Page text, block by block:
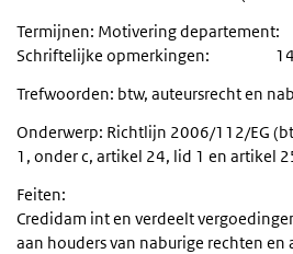
Termijnen: Motivering departement:
Schriftelijke opmerkingen: 14
Trefwoorden: btw, auteursrecht en
Onderwerp: Richtlijn 2006/112/EG
1, onder c, artikel 24, lid 1 en artikel
Feiten:
Credidam int en verdeelt
aan houders van naburige rechten en